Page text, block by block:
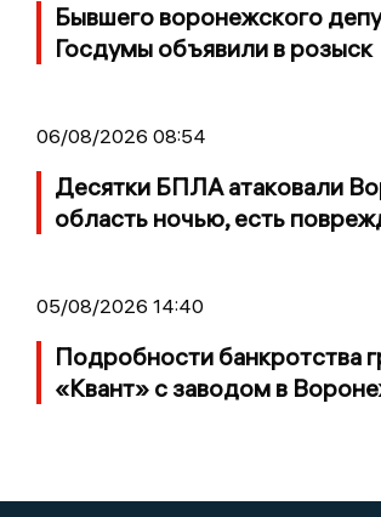
Бывшего воронежского
Госдумы объявили в розыск
06/08/2026 08:54
Десятки БПЛА атаковали
область ночью, есть
05/08/2026 14:40
Подробности банкротства
«Квант» с заводом в